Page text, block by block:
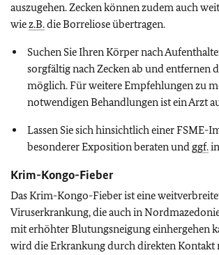
auszugehen. Zecken können zudem auch
wiez.B.die Borreliose übertragen.
Suchen Sie Ihren Körper nach
sorgfältig nach Zecken ab und entfernen
möglich. Für weitere Empfehlungen zu
notwendigen Behandlungen ist ein Arzt
Lassen Sie sich hinsichtlich einer FSME-
besonderer Exposition beraten und ggf.
Krim-Kongo-Fieber
Das Krim-Kongo-Fieber ist eine
Viruserkrankung, die auch in
mit erhöhter Blutungsneigung einhergehen
wird die Erkrankung durch direkten Kontakt